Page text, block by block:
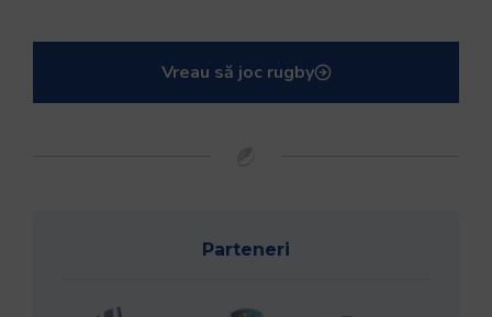
Vreau să joc rugby
Parteneri